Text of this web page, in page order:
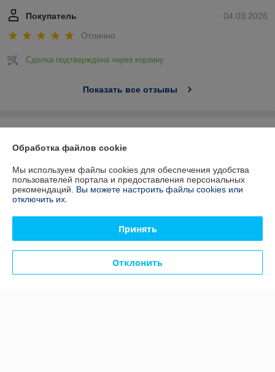
04.03.2026
Покупатель
Отлично
Сделка подтверждена через корзину
Показать все отзывы
Доставка и оплата
График работы
Сайт создан на платформе Deal.by
Обработка файлов cookie
Мы используем файлы cookies для обеспечения удобства
пользователей портала и предоставления персональных
рекомендаций. Вы можете настроить файлы cookies или
отключить их.
Принять
Отклонить